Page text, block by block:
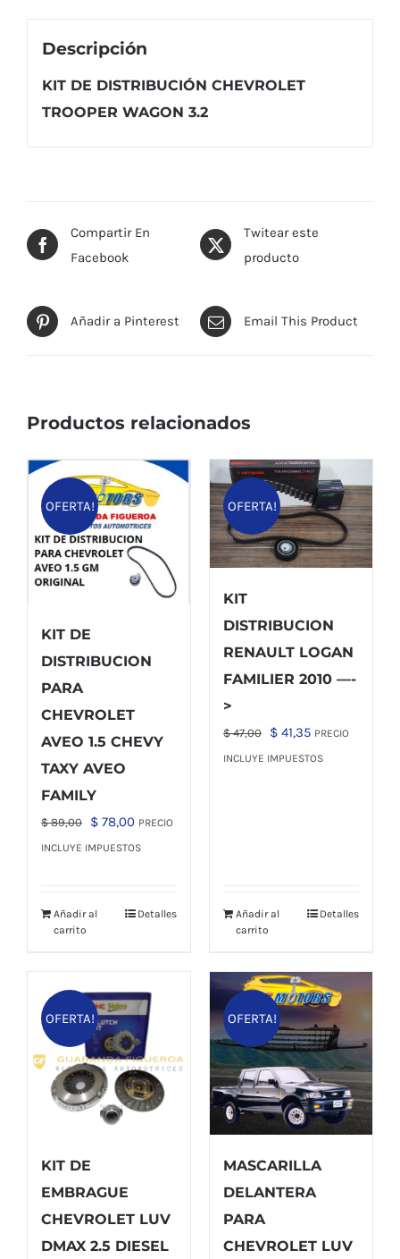
Descripción
KIT DE DISTRIBUCIÓN CHEVROLET
TROOPER WAGON 3.2
Compartir En
Facebook
Twitear este
producto
Añadir a Pinterest Email This Product
Productos relacionados
OFERTA!
KIT DE
DISTRIBUCION
PARA
CHEVROLET
AVEO 1.5 CHEVY
TAXY AVEO
FAMILY
$89,00
El
precio
$ 89,00.
$ 78,00El
precio
$ 78,00.
PRECIO
INCLUYE IMPUESTOS
Añadir al
carrito
Detalles
OFERTA!
KIT
DISTRIBUCION
RENAULT LOGAN
FAMILIER 2010 —-
>
$47,00
El
precio
$ 41,35El
precio
PRECIO
INCLUYE IMPUESTOS
Añadir al
carrito
Detalles
OFERTA!
KIT DE
EMBRAGUE
CHEVROLET LUV
DMAX 2.5 DIESEL
OFERTA!
MASCARILLA
DELANTERA
PARA
CHEVROLET LUV